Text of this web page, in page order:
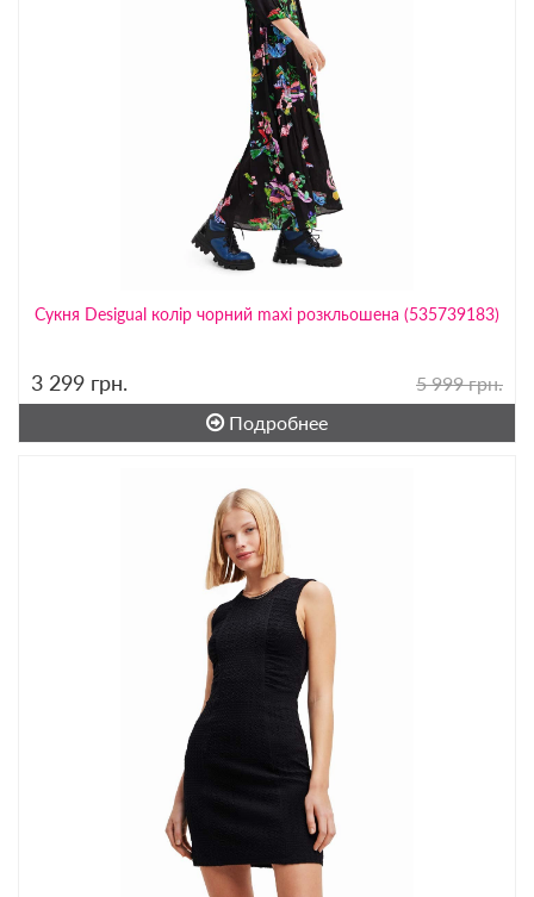
Сукня Desigual колір чорний maxi розкльошена (535739183)
3 299 грн.
5 999 грн.
Подробнее